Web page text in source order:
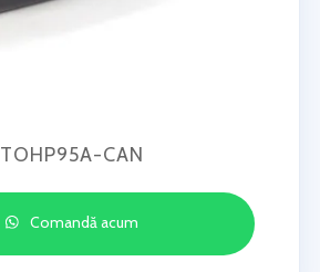
TOHP95A-CAN
Comandă acum